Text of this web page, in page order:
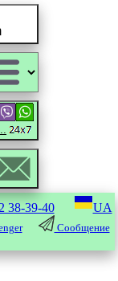
38-39-40
UA
Сообщение